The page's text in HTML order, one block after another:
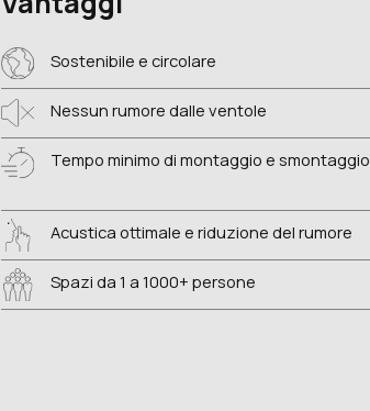
Sostenibile e circolare
Nessun rumore dalle ventole
Tempo minimo di montaggio e smontaggio
Acustica ottimale e riduzione del rumore
Spazi da 1 a 1000+ persone